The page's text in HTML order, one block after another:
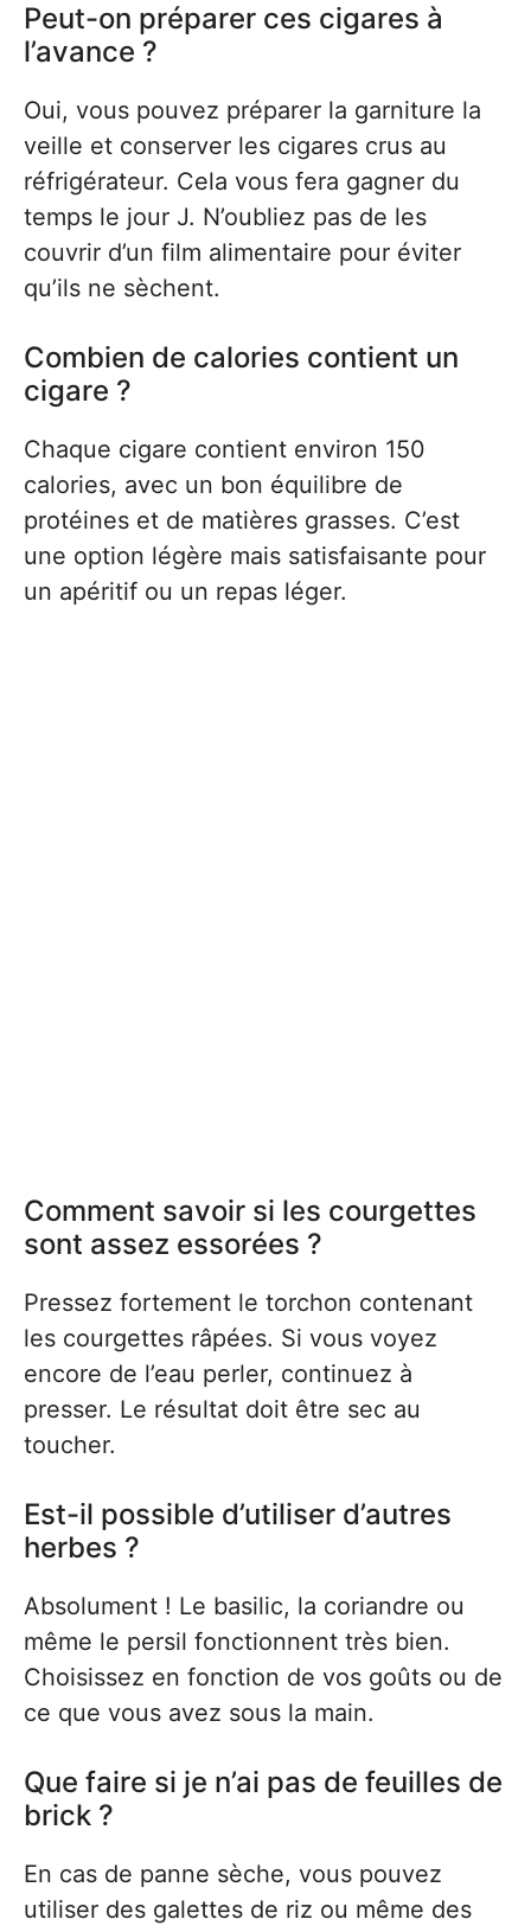
Peut-on préparer ces cigares à
l’avance ?
Oui, vous pouvez préparer la garniture la
veille et conserver les cigares crus au
réfrigérateur. Cela vous fera gagner du
temps le jour J. N’oubliez pas de les
couvrir d’un film alimentaire pour éviter
qu’ils ne sèchent.
Combien de calories contient un
cigare ?
Chaque cigare contient environ 150
calories, avec un bon équilibre de
protéines et de matières grasses. C’est
une option légère mais satisfaisante pour
un apéritif ou un repas léger.
Comment savoir si les courgettes
sont assez essorées ?
Pressez fortement le torchon contenant
les courgettes râpées. Si vous voyez
encore de l’eau perler, continuez à
presser. Le résultat doit être sec au
toucher.
Est-il possible d’utiliser d’autres
herbes ?
Absolument ! Le basilic, la coriandre ou
même le persil fonctionnent très bien.
Choisissez en fonction de vos goûts ou de
ce que vous avez sous la main.
Que faire si je n’ai pas de feuilles de
brick ?
En cas de panne sèche, vous pouvez
utiliser des galettes de riz ou même des